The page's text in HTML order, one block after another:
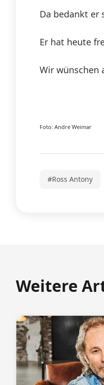
Da bedankt er
Er hat heute
Wir wünschen
Foto: Andre Weimar
#Ross Antony
Weitere